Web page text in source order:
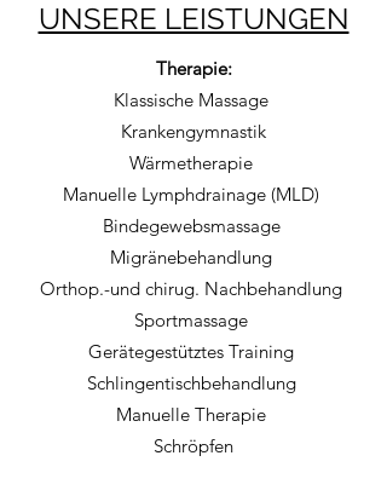
UNSERE LEISTUNGEN
Therapie:
Klassische Massage
Krankengymnastik
Wärmetherapie
Manuelle Lymphdrainage (MLD)
Bindegewebsmassage
Migränebehandlung
Orthop.-und chirug. Nachbehandlung
Sportmassage
Gerätegestütztes Training
Schlingentischbehandlung
Manuelle Therapie
Schröpfen